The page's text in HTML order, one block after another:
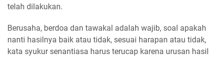
telah dilakukan.
Berusaha, berdoa dan tawakal adalah wajib, soal apakah
nanti hasilnya baik atau tidak, sesuai harapan atau tidak,
kata syukur senantiasa harus terucap karena urusan hasil